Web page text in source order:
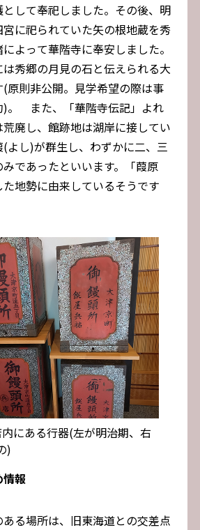
して奉祀しました。その後、明
に祀られていた矢の根地蔵を秀
よって華階寺に奉安しました。
秀郷の月見の石と伝えられる大
原則非公開。見学希望の際は事
)。 また、「華階寺伝記」よれ
廃し、館跡地は湖岸に接してい
よし)が群生し、わずかに二、三
であったといいます。「葭原
地勢に由来しているそうです
にある行器(左が明治期、右
)
情報
る場所は、旧東海道との交差点